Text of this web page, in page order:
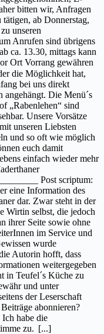
bitten wir, Anfragen
ab Donnerstag,
unseren
Anrufen sind übrigens
ca. 13.30, mittags kann
Ort Vorrang gewähren
die Möglichkeit hat,
bei uns direkt
angehängt. Die Menü´s
„Rabenlehen“ sind
Unsere Vorsätze
unseren Liebsten
und so oft wie möglich
euch damit
einfach wieder mehr
Post scriptum:
eine Information des
dar. Zwar steht in der
Wirtin selbst, die jedoch
ihrer Seite sowie ohne
im Service und
wurde
Autorin hofft, dass
weitergegeben
in Teufel´s Küche zu
und unter
der Leserschaft
abonnieren?
habe die
zu. [...]